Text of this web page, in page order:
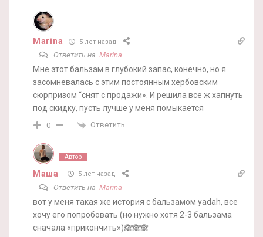
Marina 5 лет назад
Ответить на Marina
Мне этот бальзам в глубокий запас, конечно, но я
засомневалась с этим постоянным хербовским
сюрпризом “снят с продажи». И решила все ж хапнуть
под скидку, пусть лучше у меня помыкается
0 Ответить
Автор
Маша 5 лет назад
Ответить на Marina
вот у меня такая же история с бальзамом yadah, все
хочу его попробовать (но нужно хотя 2-3 бальзама
сначала «прикончить»)🙈🙈🙈